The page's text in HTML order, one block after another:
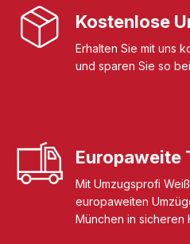
Kostenlose
Erhalten Sie mit uns
und sparen Sie so
Europaweite
Mit Umzugsprofi
europaweiten
München in sicheren